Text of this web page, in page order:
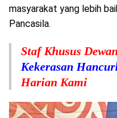
masyarakat yang lebih
Pancasila.
Staf Khusus
Kekerasan
Harian Kami